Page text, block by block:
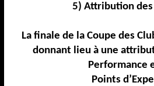
5) Attribution
La finale de la Coupe des
donnant lieu à une
Performance
Points